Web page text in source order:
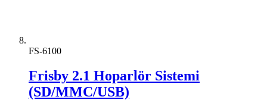
FS-6100
Frisby 2.1 Hoparlör Sistemi
(SD/MMC/USB)